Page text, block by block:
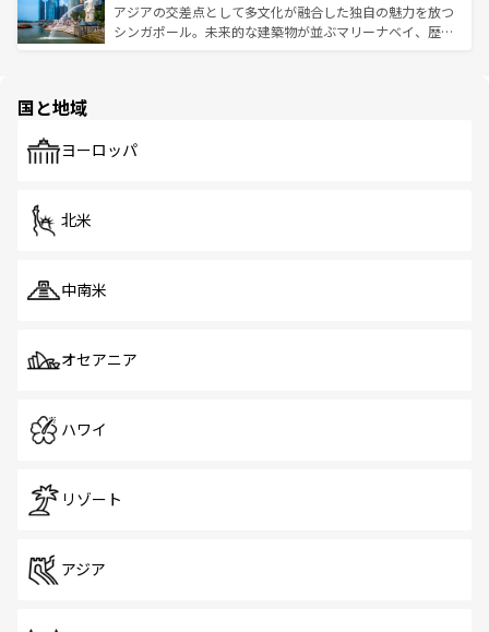
が待っている。親しみやすいタイの人々、仏教を中心とし
た文化、そして多様な観光資源が、訪れる旅人を魅了し続
ており、効率よく見どころを回れるのも魅力。息をのむよ
うな絶景から文化的な体験まで、香港を存分に楽しみ尽く
アジアの交差点として多文化が融合した独自の魅力を放つ
シンガポール。未来的な建築物が並ぶマリーナベイ、歴史
で、ホーカーズは地元の風情を楽しめる外せないスポット
国と地域
ヨーロッパ
北米
中南米
オセアニア
ハワイ
リゾート
アジア